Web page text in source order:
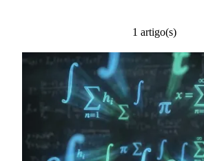
1 artigo(s)